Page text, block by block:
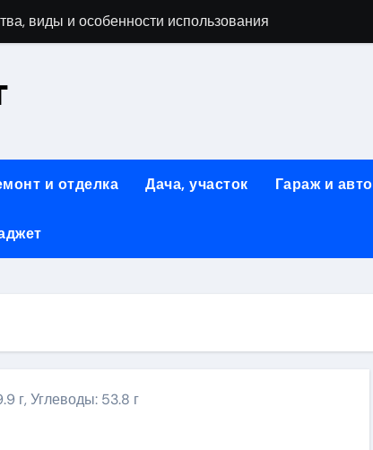
виды и особенности использования
помощник при ремонтных работах
к Успешному Реализации Ваших Идей
и практичность
и отделка Дача, участок Гараж и авто
г, Углеводы: 53.8 г